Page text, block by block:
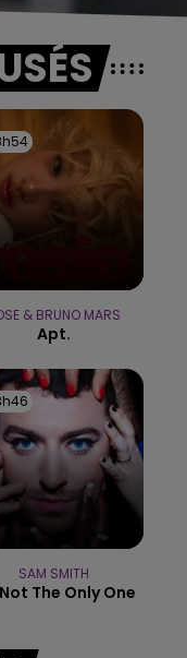
& BRUNO MARS
Apt.
SAM SMITH
The Only One